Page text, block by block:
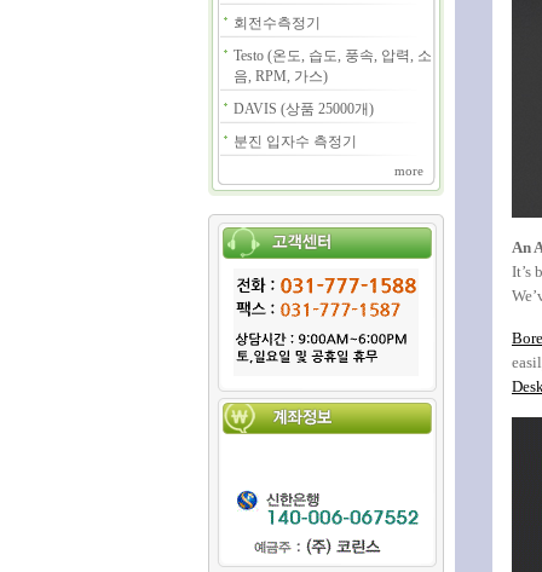
회전수측정기
Testo (온도, 습도, 풍속, 압력, 소
음, RPM, 가스)
DAVIS (상품 25000개)
분진 입자수 측정기
more
An
It’s